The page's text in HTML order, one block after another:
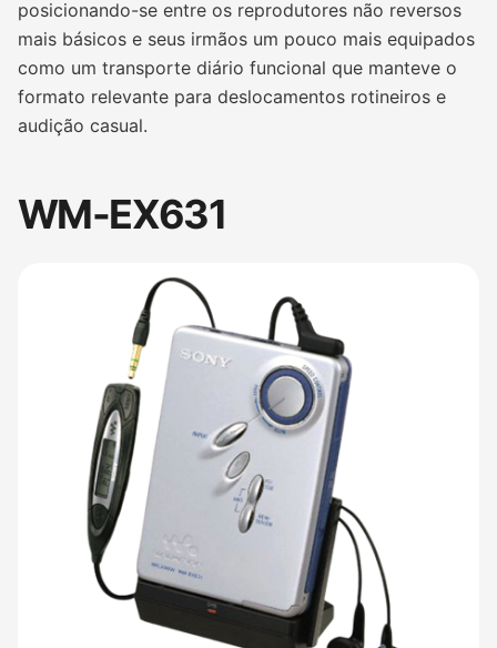
posicionando-se entre os reprodutores não reversos
mais básicos e seus irmãos um pouco mais equipados
como um transporte diário funcional que manteve o
formato relevante para deslocamentos rotineiros e
audição casual.
WM-EX631